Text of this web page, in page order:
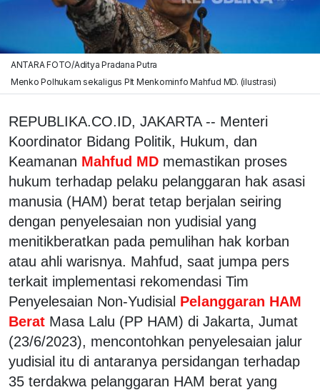
ANTARA FOTO/Aditya Pradana Putra
Menko Polhukam sekaligus Plt Menkominfo Mahfud MD. (ilustrasi)
REPUBLIKA.CO.ID, JAKARTA -- Menteri
Koordinator Bidang Politik, Hukum, dan
Keamanan Mahfud MD memastikan proses
hukum terhadap pelaku pelanggaran hak asasi
manusia (HAM) berat tetap berjalan seiring
dengan penyelesaian non yudisial yang
menitikberatkan pada pemulihan hak korban
atau ahli warisnya. Mahfud, saat jumpa pers
terkait implementasi rekomendasi Tim
Penyelesaian Non-Yudisial Pelanggaran HAM
Berat Masa Lalu (PP HAM) di Jakarta, Jumat
(23/6/2023), mencontohkan penyelesaian jalur
yudisial itu di antaranya persidangan terhadap
35 terdakwa pelanggaran HAM berat yang